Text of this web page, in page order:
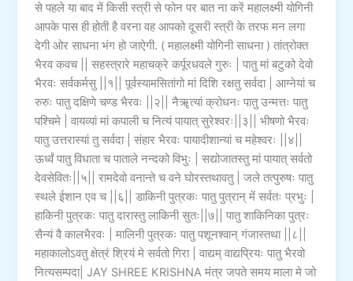
से पहले या बाद में किसी स्त्री से फोन पर बात ना करें महालक्ष्मी योगिनी
आपके पास ही होती है वरना वह आपको दूसरी स्त्री के तरफ मन लगा
देगी ओर साधना भंग हो जाऐगी. ( महालक्ष्मी योगिनी साधना ) तांत्रोक्त
भैरव कवच || सहस्त्रारे महाचक्रे कर्पूरधवले गुरुः | पातु मां बटुको देवो
भैरवः सर्वकर्मसु ||१|| पूर्वस्यामसितांगो मां दिशि रक्षतु सर्वदा | आग्नेयां च
रुरुः पातु दक्षिणे चण्ड भैरवः ||२|| नैॠत्यां क्रोधनः पातु उन्मत्तः पातु
पश्चिमे | वायव्यां मां कपाली च नित्यं पायात् सुरेश्वरः||३|| भीषणो भैरवः
पातु उत्तरास्यां तु सर्वदा | संहार भैरवः पायादीशान्यां च महेश्वरः ||४||
ऊर्ध्वं पातु विधाता च पाताले नन्दको विभुः | सद्योजातस्तु मां पायात् सर्वतो
देवसेवितः||५|| रामदेवो वनान्ते च वने घोरस्तथावतु | जले तत्पुरुषः पातु
स्थले ईशान एव च ||६|| डाकिनी पुत्रकः पातु पुत्रान् में सर्वतः प्रभुः |
हाकिनी पुत्रकः पातु दारास्तु लाकिनी सुतः||७|| पातु शाकिनिका पुत्रः
सैन्यं वै कालभैरवः | मालिनी पुत्रकः पातु पशूनश्वान् गंजास्तथा ||८||
महाकालोऽवतु क्षेत्रं श्रियं मे सर्वतो गिरा | वाद्यम् वाद्यप्रियः पातु भैरवो
नित्यसम्पदा| JAY SHREE KRISHNA मंत्र जपते समय माला मे जो